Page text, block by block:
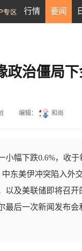
行情 要闻
政治僵局
编辑： 和尚
小幅下跌0.6%，收
中东美伊冲突陷入
以及美联储即将召
最后一次新闻发布